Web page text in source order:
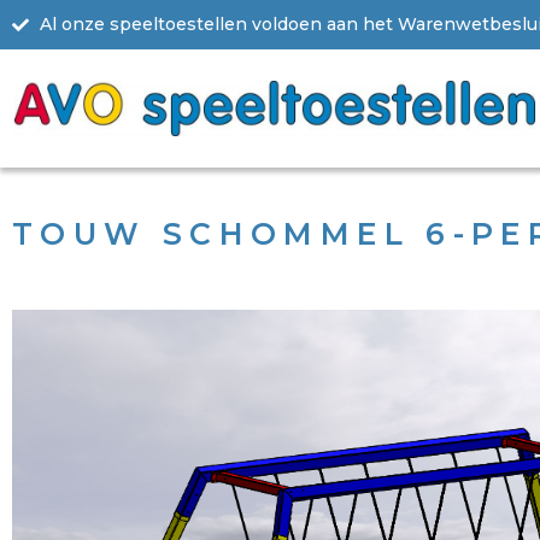
Al onze speeltoestellen voldoen aan het
TOUW SCHOMMEL 6-